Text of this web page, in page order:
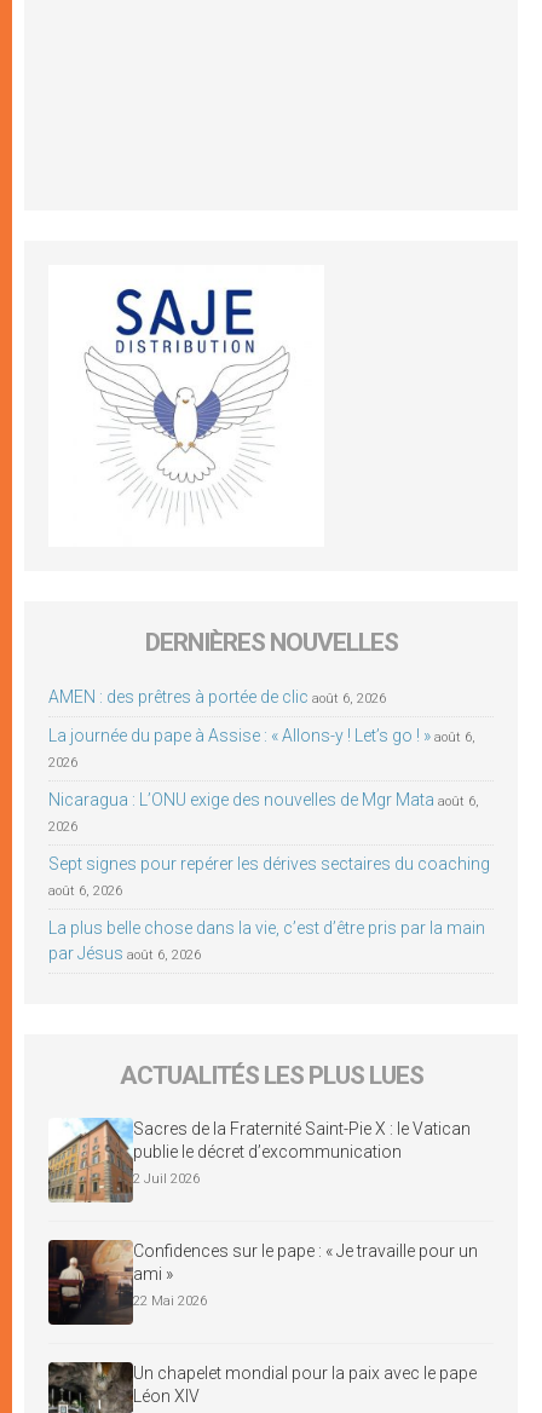
DERNIÈRES NOUVELLES
AMEN : des prêtres à portée de clic août 6, 2026
La journée du pape à Assise : « Allons-y ! Let’s go ! » août 6,
2026
Nicaragua : L’ONU exige des nouvelles de Mgr Mata août 6,
2026
Sept signes pour repérer les dérives sectaires du coaching
août 6, 2026
La plus belle chose dans la vie, c’est d’être pris par la main
par Jésus août 6, 2026
ACTUALITÉS LES PLUS LUES
Sacres de la Fraternité Saint-Pie X : le Vatican
publie le décret d’excommunication
2 Juil 2026
Confidences sur le pape : « Je travaille pour un
ami »
22 Mai 2026
Un chapelet mondial pour la paix avec le pape
Léon XIV